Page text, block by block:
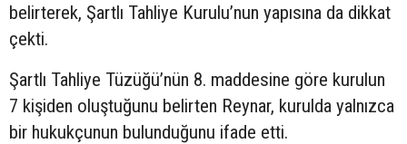
belirterek, Şartlı Tahliye Kurulu’nun yapısına da dikkat
çekti.
Şartlı Tahliye Tüzüğü’nün 8. maddesine göre kurulun
7 kişiden oluştuğunu belirten Reynar, kurulda yalnızca
bir hukukçunun bulunduğunu ifade etti.